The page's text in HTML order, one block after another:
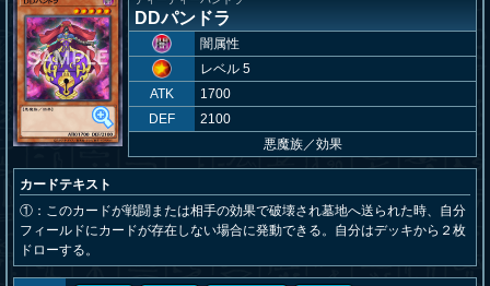
DDパンドラ
闇属性
レベル 5
ATK
1700
DEF
2100
悪魔族／効果
カードテキスト
①：このカードが戦闘または相手の効果で破壊され墓地へ送られた時、自分
フィールドにカードが存在しない場合に発動できる。自分はデッキから２枚
ドローする。